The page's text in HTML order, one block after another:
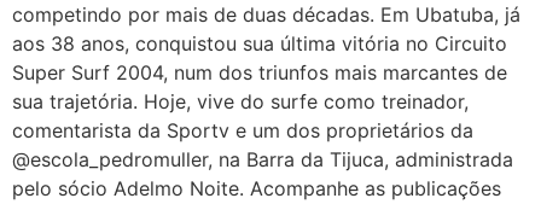
competindo por mais de duas décadas. Em Ubatuba, já
aos 38 anos, conquistou sua última vitória no Circuito
Super Surf 2004, num dos triunfos mais marcantes de
sua trajetória. Hoje, vive do surfe como treinador,
comentarista da Sportv e um dos proprietários da
@escola_pedromuller, na Barra da Tijuca, administrada
pelo sócio Adelmo Noite. Acompanhe as publicações